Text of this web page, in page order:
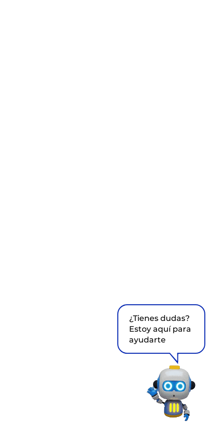
¿Tienes dudas?
Estoy aquí para
ayudarte